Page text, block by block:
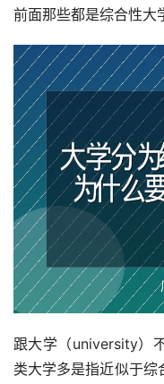
前面那些都是综合性大
跟大学（university）
类大学多是指近似于